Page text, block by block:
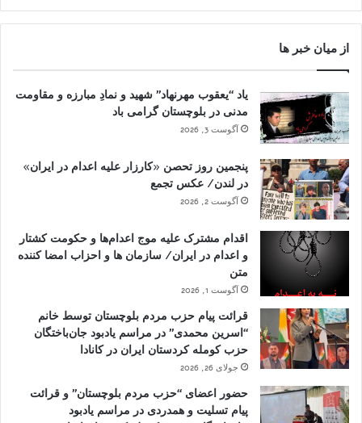
از میان خبر ها
یاد “یعقوب مهرنهاد” شهید و نمادِ مبارزه و مقاومت
مدنی در بلوچستان گرامی باد
آگوست 3, 2026
پنجمین روز تحصن «کارزار علیه اعدام در ایران»
در لندن/ عکس تجمع
آگوست 2, 2026
اقدام مشترک علیه موج اعدام‌ها و حکومت کشتار
و اعدام در ایران/ سازمان ها و احزاب امضا کننده
متن
آگوست 1, 2026
قرائت پیام حزب مردم بلوچستان توسط خانم
“اسرین محمدی” در مراسم یادبود جان‌باختگان
حزب کومله کردستان ایران در کانادا
جولای 26, 2026
حضور اعضای “حزب مردم بلوچستان” و قرائت
پیام تسلیت و همدردی در مراسم یادبود